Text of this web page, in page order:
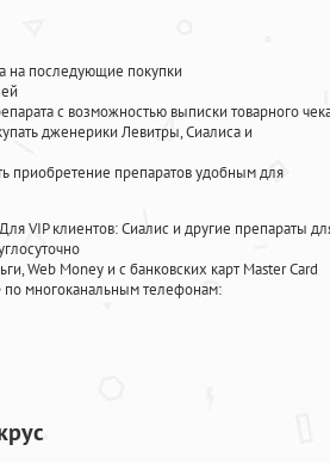
на последующие покупки
с возможностью выписки товарного
дженерики Левитры, Сиалиса и
приобретение препаратов удобным для
VIP клиентов: Сиалис и другие препараты
Web Money и с банковских карт Master Card
по многоканальным телефонам: